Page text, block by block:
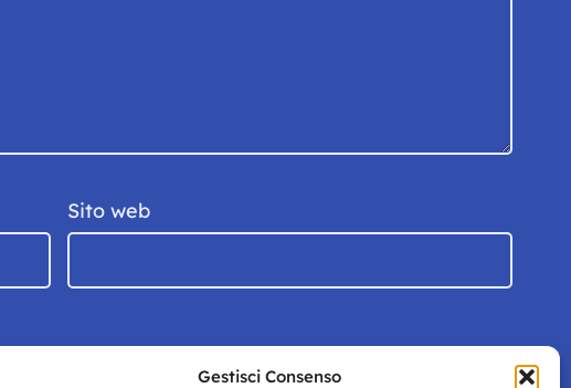
Gestisci Consenso
Sito web